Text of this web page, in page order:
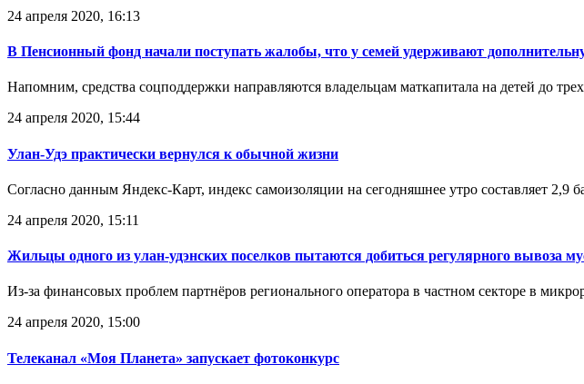
24 апреля 2020, 16:13
В Пенсионный фонд начали поступать жалобы, что у семей удерживают
Напомним, средства соцподдержки направляются владельцам маткапитала на детей до трех
24 апреля 2020, 15:44
Улан-Удэ практически вернулся к обычной жизни
Согласно данным Яндекс-Карт, индекс самоизоляции на сегодняшнее утро составляет 2,9
24 апреля 2020, 15:11
Жильцы одного из улан-удэнских поселков пытаются добиться регулярного вывоза
Из-за финансовых проблем партнёров регионального оператора в частном секторе в
24 апреля 2020, 15:00
Телеканал «Моя Планета» запускает фотоконкурс